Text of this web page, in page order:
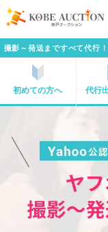
撮影～発送まですべて代行
初めての方へ 代行